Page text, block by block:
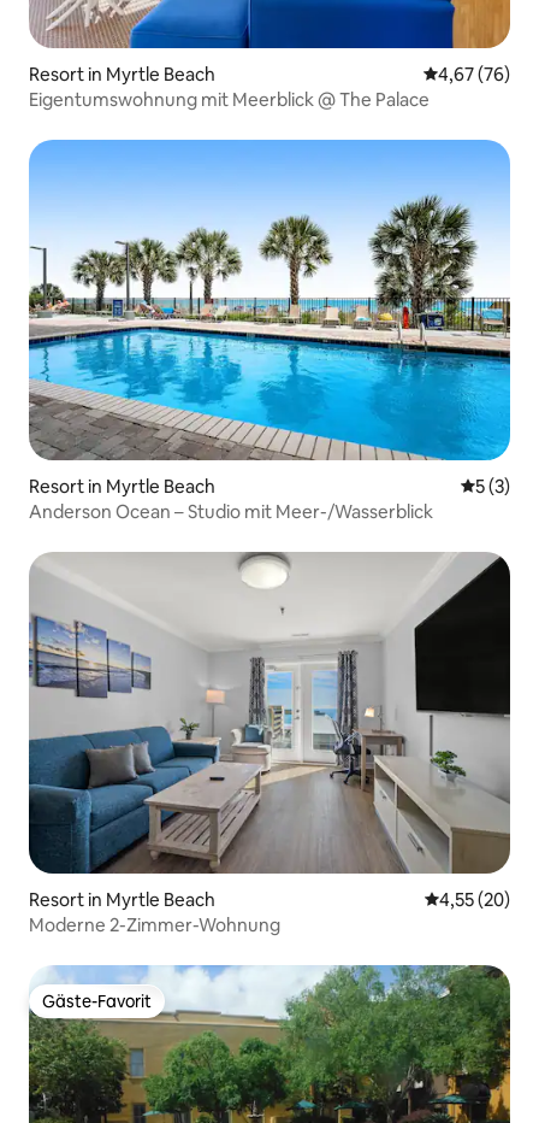
Resort in Myrtle Beach
4,67 (76)
Eigentumswohnung mit Meerblick @ The Palace
Resort in Myrtle Beach
5 (3)
Anderson Ocean – Studio mit Meer-/Wasserblick
Resort in Myrtle Beach
4,55 (20)
Moderne 2-Zimmer-Wohnung
Gäste-Favorit
Gäste-Favorit